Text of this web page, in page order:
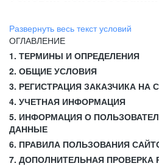
Развернуть весь текст условий
ОГЛАВЛЕНИЕ
1. ТЕРМИНЫ И ОПРЕДЕЛЕНИЯ
2. ОБЩИЕ УСЛОВИЯ
3. РЕГИСТРАЦИЯ ЗАКАЗЧИКА НА
4. УЧЕТНАЯ ИНФОРМАЦИЯ
5. ИНФОРМАЦИЯ О
ДАННЫЕ
6. ПРАВИЛА ПОЛЬЗОВАНИЯ
7. ДОПОЛНИТЕЛЬНАЯ ПРОВЕРКА